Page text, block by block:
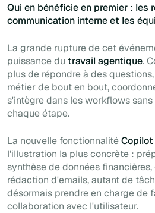
Qui en bénéficie en premier : les
communication interne et les
La grande rupture de cet
puissance du travail agentique.
plus de répondre à des
métier de bout en bout,
s'intègre dans les workflows
chaque étape.
La nouvelle fonctionnalité
l'illustration la plus concrète :
synthèse de données
rédaction d'emails, autant de
désormais prendre en charge de
collaboration avec l'utilisateur.